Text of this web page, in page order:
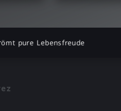
pure Lebensfreude